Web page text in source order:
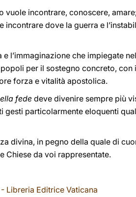
vuole incontrare, conoscere,
dove la guerra e
l’immaginazione che impiegate
per il sostegno concreto, con
forza e vitalità apostolica.
fededeve divenire sempre più
gesti particolarmente eloquenti
divina, in pegno della quale di
Chiese da voi rappresentate.
Libreria Editrice Vaticana